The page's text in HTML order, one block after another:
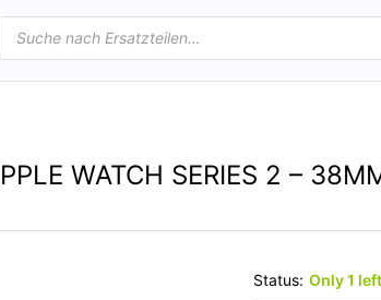
Products
search
WATCH SERIES 2 –
Status: Only 1